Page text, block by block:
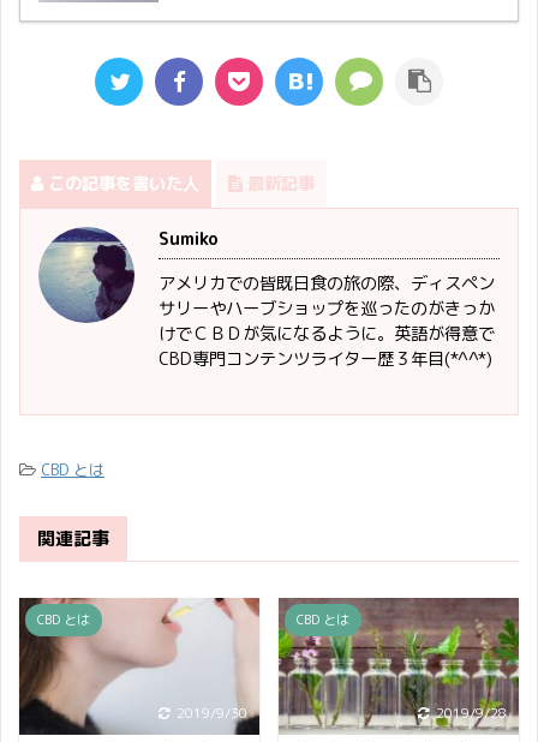
この記事を書いた人 最新記事
Sumiko
アメリカでの皆既日食の旅の際、ディスペン
サリーやハーブショップを巡ったのがきっか
けでＣＢＤが気になるように。英語が得意で
CBD専門コンテンツライター歴３年目(*^^*)
CBD とは
関連記事
CBD とは
2019/9/30
CBD とは
2019/9/28